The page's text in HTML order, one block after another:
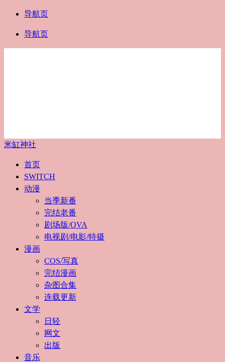
导航页
导航页
米缸神社
首页
SWITCH
动漫
当季新番
完结老番
剧场版/OVA
电视剧/电影/特摄
漫画
COS/写真
完结漫画
杂图合集
连载更新
文学
日轻
网文
出版
音乐